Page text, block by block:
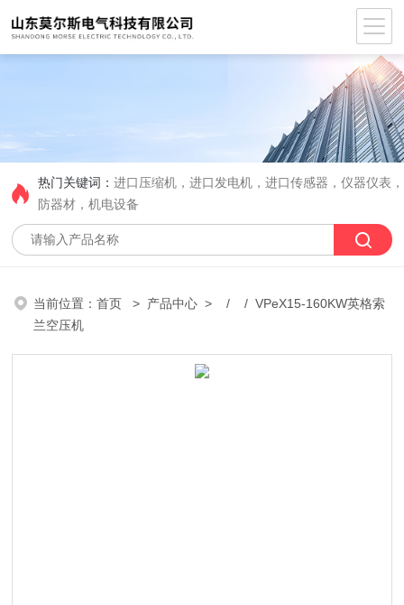
热门关键词：进口压缩机，进口发电机，进口传感器，仪器仪表
防器材，机电设备
当前位置：首页 > 产品中心 > / / VPeX15-160KW英格索
兰空压机